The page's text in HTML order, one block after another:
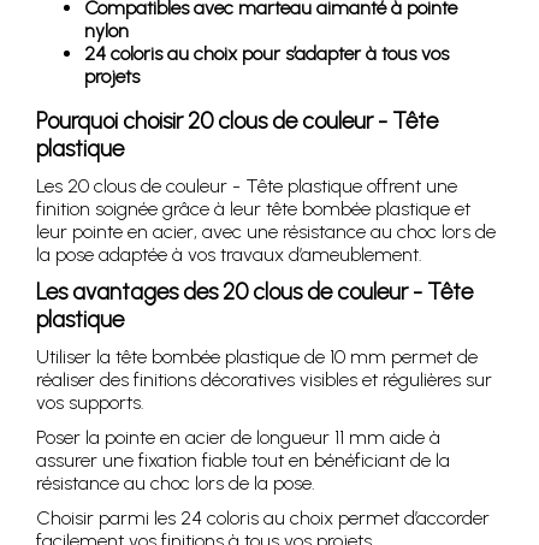
Compatibles avec marteau aimanté à pointe
nylon
24 coloris au choix pour s’adapter à tous vos
projets
Pourquoi choisir 20 clous de couleur - Tête
plastique
Les 20 clous de couleur - Tête plastique offrent une
finition soignée grâce à leur tête bombée plastique et
leur pointe en acier, avec une résistance au choc lors de
la pose adaptée à vos travaux d’ameublement.
Les avantages des 20 clous de couleur - Tête
plastique
Utiliser la tête bombée plastique de 10 mm permet de
réaliser des finitions décoratives visibles et régulières sur
vos supports.
Poser la pointe en acier de longueur 11 mm aide à
assurer une fixation fiable tout en bénéficiant de la
résistance au choc lors de la pose.
Choisir parmi les 24 coloris au choix permet d’accorder
facilement vos finitions à tous vos projets